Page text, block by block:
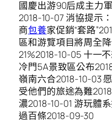
國慶出游90后成主力
2018-10-07 消協提示
商包養家促銷“套路
區和游覽項目將周全
21%2018-10-05 十一
冷門5A景致區公布
嶺南六合2018-10-03
受他們的旅途為難
濃2018-10-01 游玩體
過百條2018-09-30